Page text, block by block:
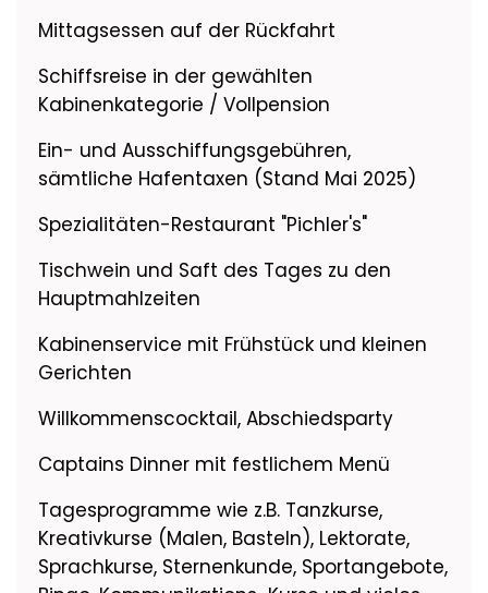
Aufzüge/Lifts:
Rollstuhlfreundlich:
4 Kabinen
behinderten-/rollstuhlfreundlich
Mittagsessen auf der Rückfahrt
Schiffsreise in der gewählten
Kabinenkategorie / Vollpension
Ein- und Ausschiffungsgebühren,
sämtliche Hafentaxen (Stand Mai 2025)
Spezialitäten-Restaurant "Pichler's"
Tischwein und Saft des Tages zu den
Hauptmahlzeiten
Kabinenservice mit Frühstück und kleinen
Gerichten
Willkommenscocktail, Abschiedsparty
Captains Dinner mit festlichem Menü
Tagesprogramme wie z.B. Tanzkurse,
Kreativkurse (Malen, Basteln), Lektorate,
Sprachkurse, Sternenkunde, Sportangebote,